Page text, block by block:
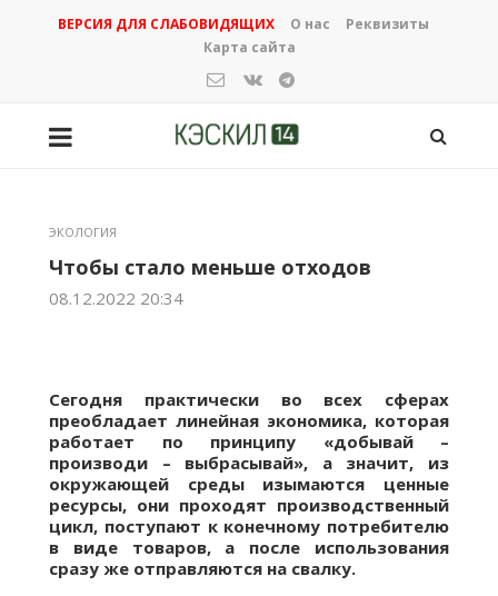
ВЕРСИЯ ДЛЯ СЛАБОВИДЯЩИХ О нас
Реквизиты
Карта сайта
ЭКОЛОГИЯ
Чтобы стало меньше отходов
08.12.2022 20:34
Сегодня практически во всех сферах
преобладает линейная экономика, которая
работает по принципу «добывай –
производи – выбрасывай», а значит, из
окружающей среды изымаются ценные
ресурсы, они проходят производственный
цикл, поступают к конечному потребителю
в виде товаров, а после использования
сразу же отправляются на свалку.